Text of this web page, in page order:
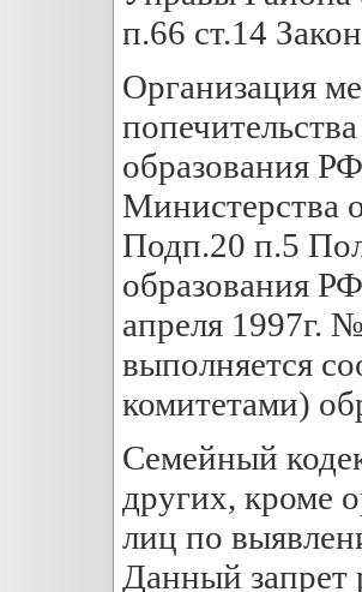
п.66 ст.14
Организация
образования
Министерства
Подп.20 п.5
образования
апреля 1997г.
выполняется
комитетами)
Семейный
других, кроме
лиц по
Данный запрет